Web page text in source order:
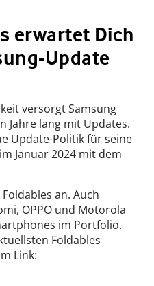
erwartet Dich
Update
versorgt Samsung
Jahre lang mit Updates.
Update-Politik für seine
Januar 2024 mit dem
an. Auch
OPPO und Motorola
im Portfolio.
Foldables
Link: